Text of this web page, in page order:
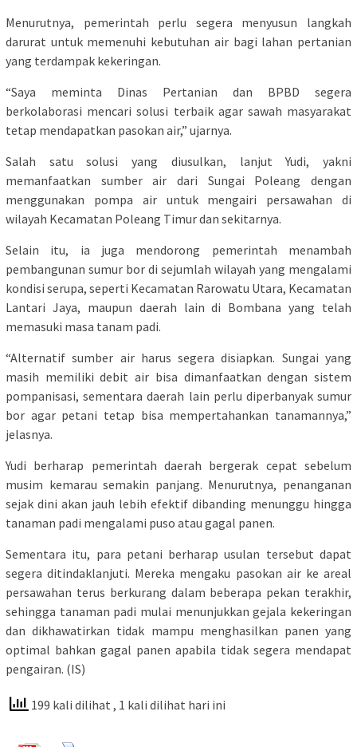
Menurutnya, pemerintah perlu segera menyusun langkah
darurat untuk memenuhi kebutuhan air bagi lahan pertanian
yang terdampak kekeringan.
“Saya meminta Dinas Pertanian dan BPBD segera
berkolaborasi mencari solusi terbaik agar sawah masyarakat
tetap mendapatkan pasokan air,” ujarnya.
Salah satu solusi yang diusulkan, lanjut Yudi, yakni
memanfaatkan sumber air dari Sungai Poleang dengan
menggunakan pompa air untuk mengairi persawahan di
wilayah Kecamatan Poleang Timur dan sekitarnya.
Selain itu, ia juga mendorong pemerintah menambah
pembangunan sumur bor di sejumlah wilayah yang mengalami
kondisi serupa, seperti Kecamatan Rarowatu Utara, Kecamatan
Lantari Jaya, maupun daerah lain di Bombana yang telah
memasuki masa tanam padi.
“Alternatif sumber air harus segera disiapkan. Sungai yang
masih memiliki debit air bisa dimanfaatkan dengan sistem
pompanisasi, sementara daerah lain perlu diperbanyak sumur
bor agar petani tetap bisa mempertahankan tanamannya,”
jelasnya.
Yudi berharap pemerintah daerah bergerak cepat sebelum
musim kemarau semakin panjang. Menurutnya, penanganan
sejak dini akan jauh lebih efektif dibanding menunggu hingga
tanaman padi mengalami puso atau gagal panen.
Sementara itu, para petani berharap usulan tersebut dapat
segera ditindaklanjuti. Mereka mengaku pasokan air ke areal
persawahan terus berkurang dalam beberapa pekan terakhir,
sehingga tanaman padi mulai menunjukkan gejala kekeringan
dan dikhawatirkan tidak mampu menghasilkan panen yang
optimal bahkan gagal panen apabila tidak segera mendapat
pengairan. (IS)
199 kali dilihat , 1 kali dilihat hari ini